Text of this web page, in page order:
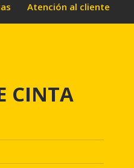
Atención al cliente
CINTA